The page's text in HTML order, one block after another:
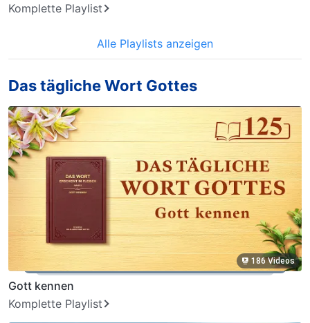
Komplette Playlist
Alle Playlists anzeigen
Das tägliche Wort Gottes
186 Videos
Gott kennen
Komplette Playlist